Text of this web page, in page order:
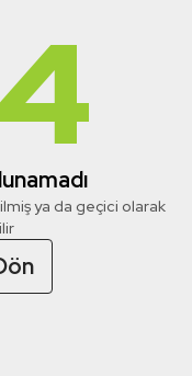
ya da geçici olarak